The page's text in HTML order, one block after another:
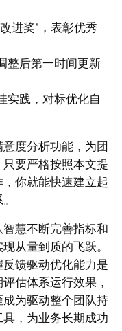
进奖”，表彰优秀
整后第一时间更新
实践，对标优化自
度分析功能，为团
要严格按照本文提
你就能快速建立起
慧不断完善指标和
从量到质的飞跃。
馈驱动优化能力是
估体系运行效果，
为驱动整个团队持
，为业务长期成功